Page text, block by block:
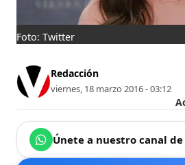
Foto: Twitter
Redacción
viernes, 18 marzo 2016 - 03:12
Únete a nuestro canal